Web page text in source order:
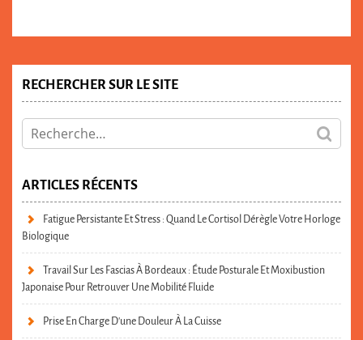
RECHERCHER SUR LE SITE
ARTICLES RÉCENTS
Fatigue Persistante Et Stress : Quand Le Cortisol Dérègle Votre Horloge
Biologique
Travail Sur Les Fascias À Bordeaux : Étude Posturale Et Moxibustion
Japonaise Pour Retrouver Une Mobilité Fluide
Prise En Charge D’une Douleur À La Cuisse